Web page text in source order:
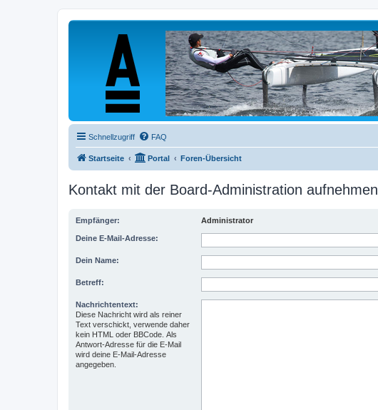
Schnellzugriff FAQ
Startseite Portal Foren-Übersicht
Kontakt mit der Board-Administration aufnehmen
Empfänger: Administrator
Deine E-Mail-Adresse:
Dein Name:
Betreff:
Nachrichtentext:
Diese Nachricht wird als reiner
Text verschickt, verwende daher
kein HTML oder BBCode. Als
Antwort-Adresse für die E-Mail
wird deine E-Mail-Adresse
angegeben.